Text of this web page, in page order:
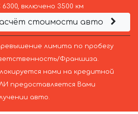
включено 3500 км
стоимости авто
лимита по пробегу
Франшиза.
нами на кредитной
предоставляется Вами
авто.